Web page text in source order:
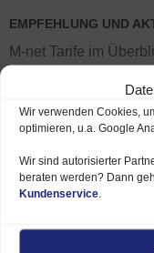
Wir verwenden Cookies,
optimieren, u.a. Google
Wir sind autorisierter
beraten werden? Dann
Kundenservice
EMPFEHLUNG UND
M-net Tarife im
M-net Angebote –
Verfügbarkeit prüfen
M-NET TARIFE